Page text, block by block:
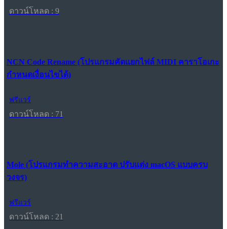
ดาวน์โหลด : 9
NCN Code Rename (โปรแกรมคัดแยกไฟล์ MIDI คาราโอเกะ
กำหนดเงื่อนไขได้)
ฟรีแวร์
ดาวน์โหลด : 71
Mole (โปรแกรมทำความสะอาด ปรับแต่ง macOS แบบครบ
วงจร)
ฟรีแวร์
ดาวน์โหลด : 21